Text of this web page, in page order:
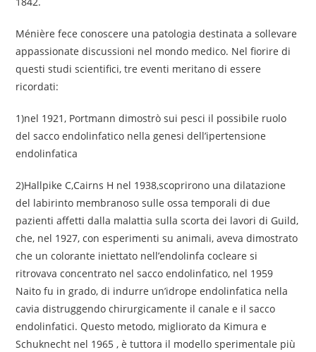
Ménière fece conoscere una patologia destinata a sollevare
appassionate discussioni nel mondo medico. Nel fiorire di
questi studi scientifici, tre eventi meritano di essere
ricordati:
1)nel 1921, Portmann dimostrò sui pesci il possibile ruolo
del sacco endolinfatico nella genesi dell’ipertensione
endolinfatica
2)Hallpike C,Cairns H nel 1938,scoprirono una dilatazione
del labirinto membranoso sulle ossa temporali di due
pazienti affetti dalla malattia sulla scorta dei lavori di Guild,
che, nel 1927, con esperimenti su animali, aveva dimostrato
che un colorante iniettato nell’endolinfa cocleare si
ritrovava concentrato nel sacco endolinfatico, nel 1959
Naito fu in grado, di indurre un’idrope endolinfatica nella
cavia distruggendo chirurgicamente il canale e il sacco
endolinfatici. Questo metodo, migliorato da Kimura e
Schuknecht nel 1965 , è tuttora il modello sperimentale più